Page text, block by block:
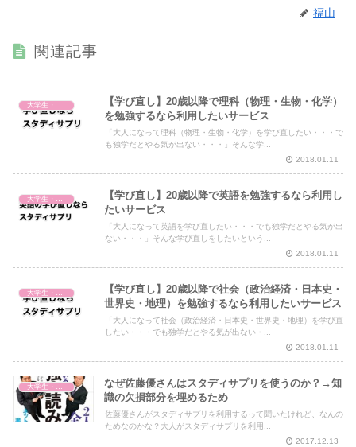
福山
関連記事
大学生・社会人・学び直し
【学び直し】20歳以降で理科（物理・生物・化学）
を勉強するなら利用したいサービス
「大人になって理科（物理・生物・化学）を学び直したい・・・で
も独学だとやる気が出ない・・・」そんな学...
2018.01.11
大学生・社会人・学び直し
【学び直し】20歳以降で英語を勉強するなら利用し
たいサービス
「大人になって英語を学び直したい・・・でも独学だとやる気が出
ない・・・」そんな学び直しをしたいという...
2018.01.11
大学生・社会人・学び直し
【学び直し】20歳以降で社会（政治経済・日本史・
世界史・地理）を勉強するなら利用したいサービス
「大人になって社会（政治経済・日本史・世界史・地理）を学び直
したい・・・でも独学だとやる気が出ない・...
2018.01.11
なぜ佐藤優さんはスタディサプリを使うのか？→知
識の欠損部分を埋めるため
佐藤優さんがスタディサプリを利用するって聞いたけれど、なんの
ためなのかな？大人がスタディサプリを利用...
2017.12.13